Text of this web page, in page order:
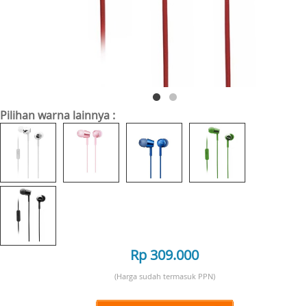
Pilihan warna lainnya :
Rp 309.000
(Harga sudah termasuk PPN)